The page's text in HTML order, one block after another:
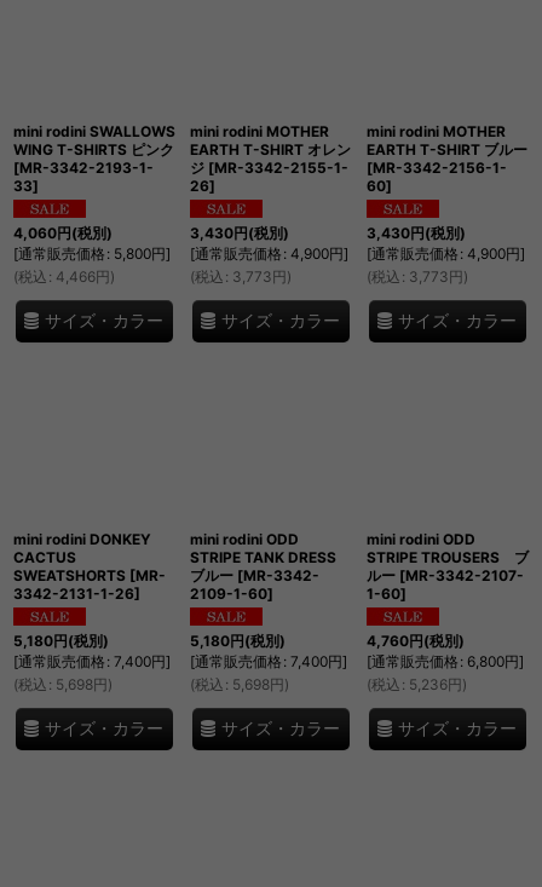
mini rodini SWALLOWS
WING T-SHIRTS ピンク
[MR-3342-2193-1-
33]
4,060円(税別)
[通常販売価格 : 5,800円]
(税込 : 4,466円)
サイズ・カラー
mini rodini MOTHER
EARTH T-SHIRT オレン
ジ [MR-3342-2155-1-
26]
3,430円(税別)
[通常販売価格 : 4,900円]
(税込 : 3,773円)
サイズ・カラー
mini rodini MOTHER
EARTH T-SHIRT ブルー
[MR-3342-2156-1-
60]
3,430円(税別)
[通常販売価格 : 4,900円]
(税込 : 3,773円)
サイズ・カラー
mini rodini DONKEY
CACTUS
SWEATSHORTS [MR-
3342-2131-1-26]
5,180円(税別)
[通常販売価格 : 7,400円]
(税込 : 5,698円)
サイズ・カラー
mini rodini ODD
STRIPE TANK DRESS
ブルー [MR-3342-
2109-1-60]
5,180円(税別)
[通常販売価格 : 7,400円]
(税込 : 5,698円)
サイズ・カラー
mini rodini ODD
STRIPE TROUSERS ブ
ルー [MR-3342-2107-
1-60]
4,760円(税別)
[通常販売価格 : 6,800円]
(税込 : 5,236円)
サイズ・カラー